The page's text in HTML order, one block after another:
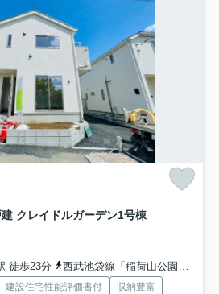
クレイドルガーデン1号棟
徒歩23分
西武池袋線「稲荷山公園」駅 徒歩25分
建設住宅性能評価書付
収納豊富